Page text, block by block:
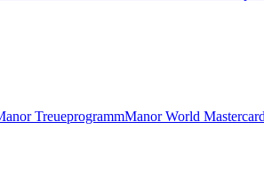
TreueprogrammManor World